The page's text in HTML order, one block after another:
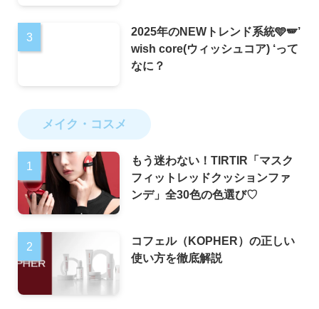
2025年のNEWトレンド系統🩵🪽’
wish core(ウィッシュコア) ‘って
なに？
メイク・コスメ
もう迷わない！TIRTIR「マスク
フィットレッドクッションファ
ンデ」全30色の色選び♡
コフェル（KOPHER）の正しい
使い方を徹底解説